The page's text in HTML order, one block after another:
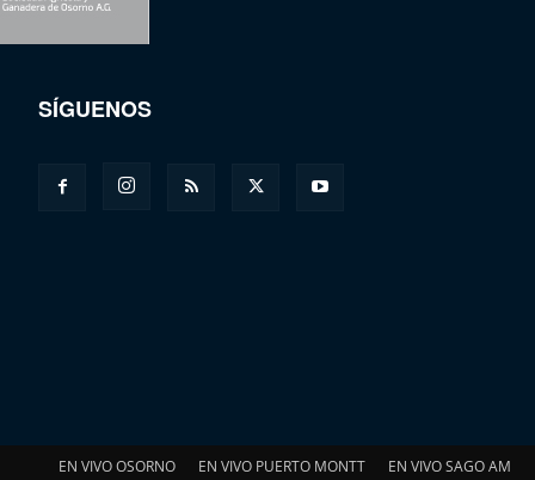
SÍGUENOS
EN VIVO OSORNO EN VIVO PUERTO MONTT EN VIVO SAGO AM